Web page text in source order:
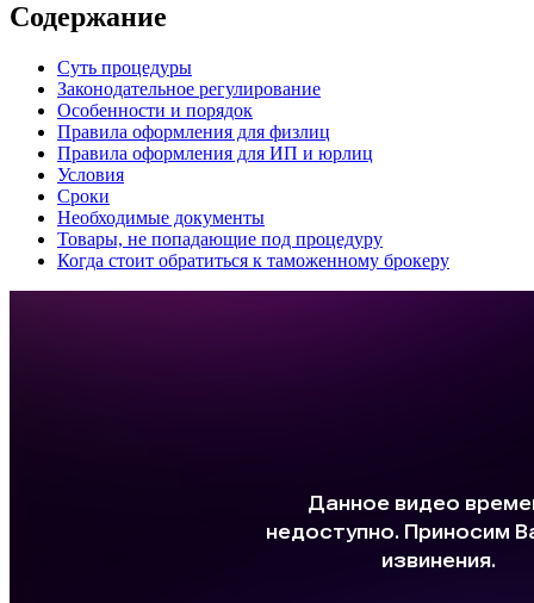
Содержание
Суть процедуры
Законодательное регулирование
Особенности и порядок
Правила оформления для физлиц
Правила оформления для ИП и юрлиц
Условия
Сроки
Необходимые документы
Товары, не попадающие под процедуру
Когда стоит обратиться к таможенному брокеру